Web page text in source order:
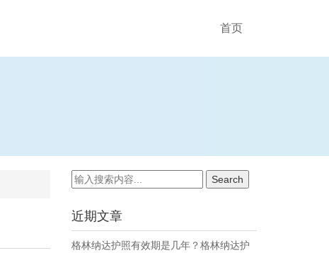
首页
近期文章
格林纳达护照有效期是几年？格林纳达护